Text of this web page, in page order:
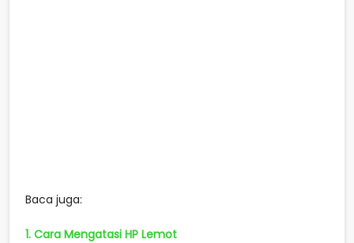
Baca juga:
1. Cara Mengatasi HP Lemot